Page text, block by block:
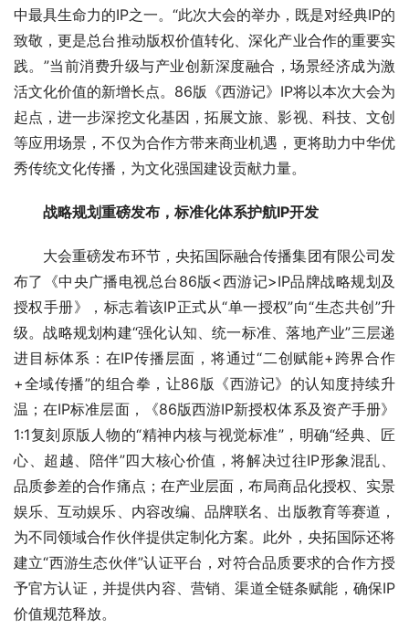
中最具生命力的IP之一。“此次大会的举办，既是对经典IP的
致敬，更是总台推动版权价值转化、深化产业合作的重要实
践。”当前消费升级与产业创新深度融合，场景经济成为激
活文化价值的新增长点。86版《西游记》IP将以本次大会为
起点，进一步深挖文化基因，拓展文旅、影视、科技、文创
等应用场景，不仅为合作方带来商业机遇，更将助力中华优
秀传统文化传播，为文化强国建设贡献力量。
战略规划重磅发布，标准化体系护航IP开发
大会重磅发布环节，央拓国际融合传播集团有限公司发
布了《中央广播电视总台86版<西游记>IP品牌战略规划及
授权手册》，标志着该IP正式从“单一授权”向“生态共创”升
级。战略规划构建“强化认知、统一标准、落地产业”三层递
进目标体系：在IP传播层面，将通过“二创赋能+跨界合作
+全域传播”的组合拳，让86版《西游记》的认知度持续升
温；在IP标准层面，《86版西游IP新授权体系及资产手册》
1:1复刻原版人物的“精神内核与视觉标准”，明确“经典、匠
心、超越、陪伴”四大核心价值，将解决过往IP形象混乱、
品质参差的合作痛点；在产业层面，布局商品化授权、实景
娱乐、互动娱乐、内容改编、品牌联名、出版教育等赛道，
为不同领域合作伙伴提供定制化方案。此外，央拓国际还将
建立“西游生态伙伴”认证平台，对符合品质要求的合作方授
予官方认证，并提供内容、营销、渠道全链条赋能，确保IP
价值规范释放。